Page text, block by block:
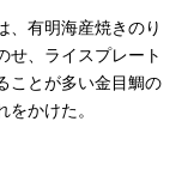
有明海産焼きのり
せ、ライスプレート
ことが多い金目鯛の
かけた。